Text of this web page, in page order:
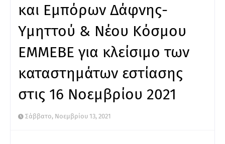
και Εμπόρων Δάφνης-
Υμηττού & Νέου Κόσμου
ΕΜΜΕΒΕ για κλείσιμο των
καταστημάτων εστίασης
στις 16 Νοεμβρίου 2021
Σάββατο, Νοεμβρίου 13, 2021